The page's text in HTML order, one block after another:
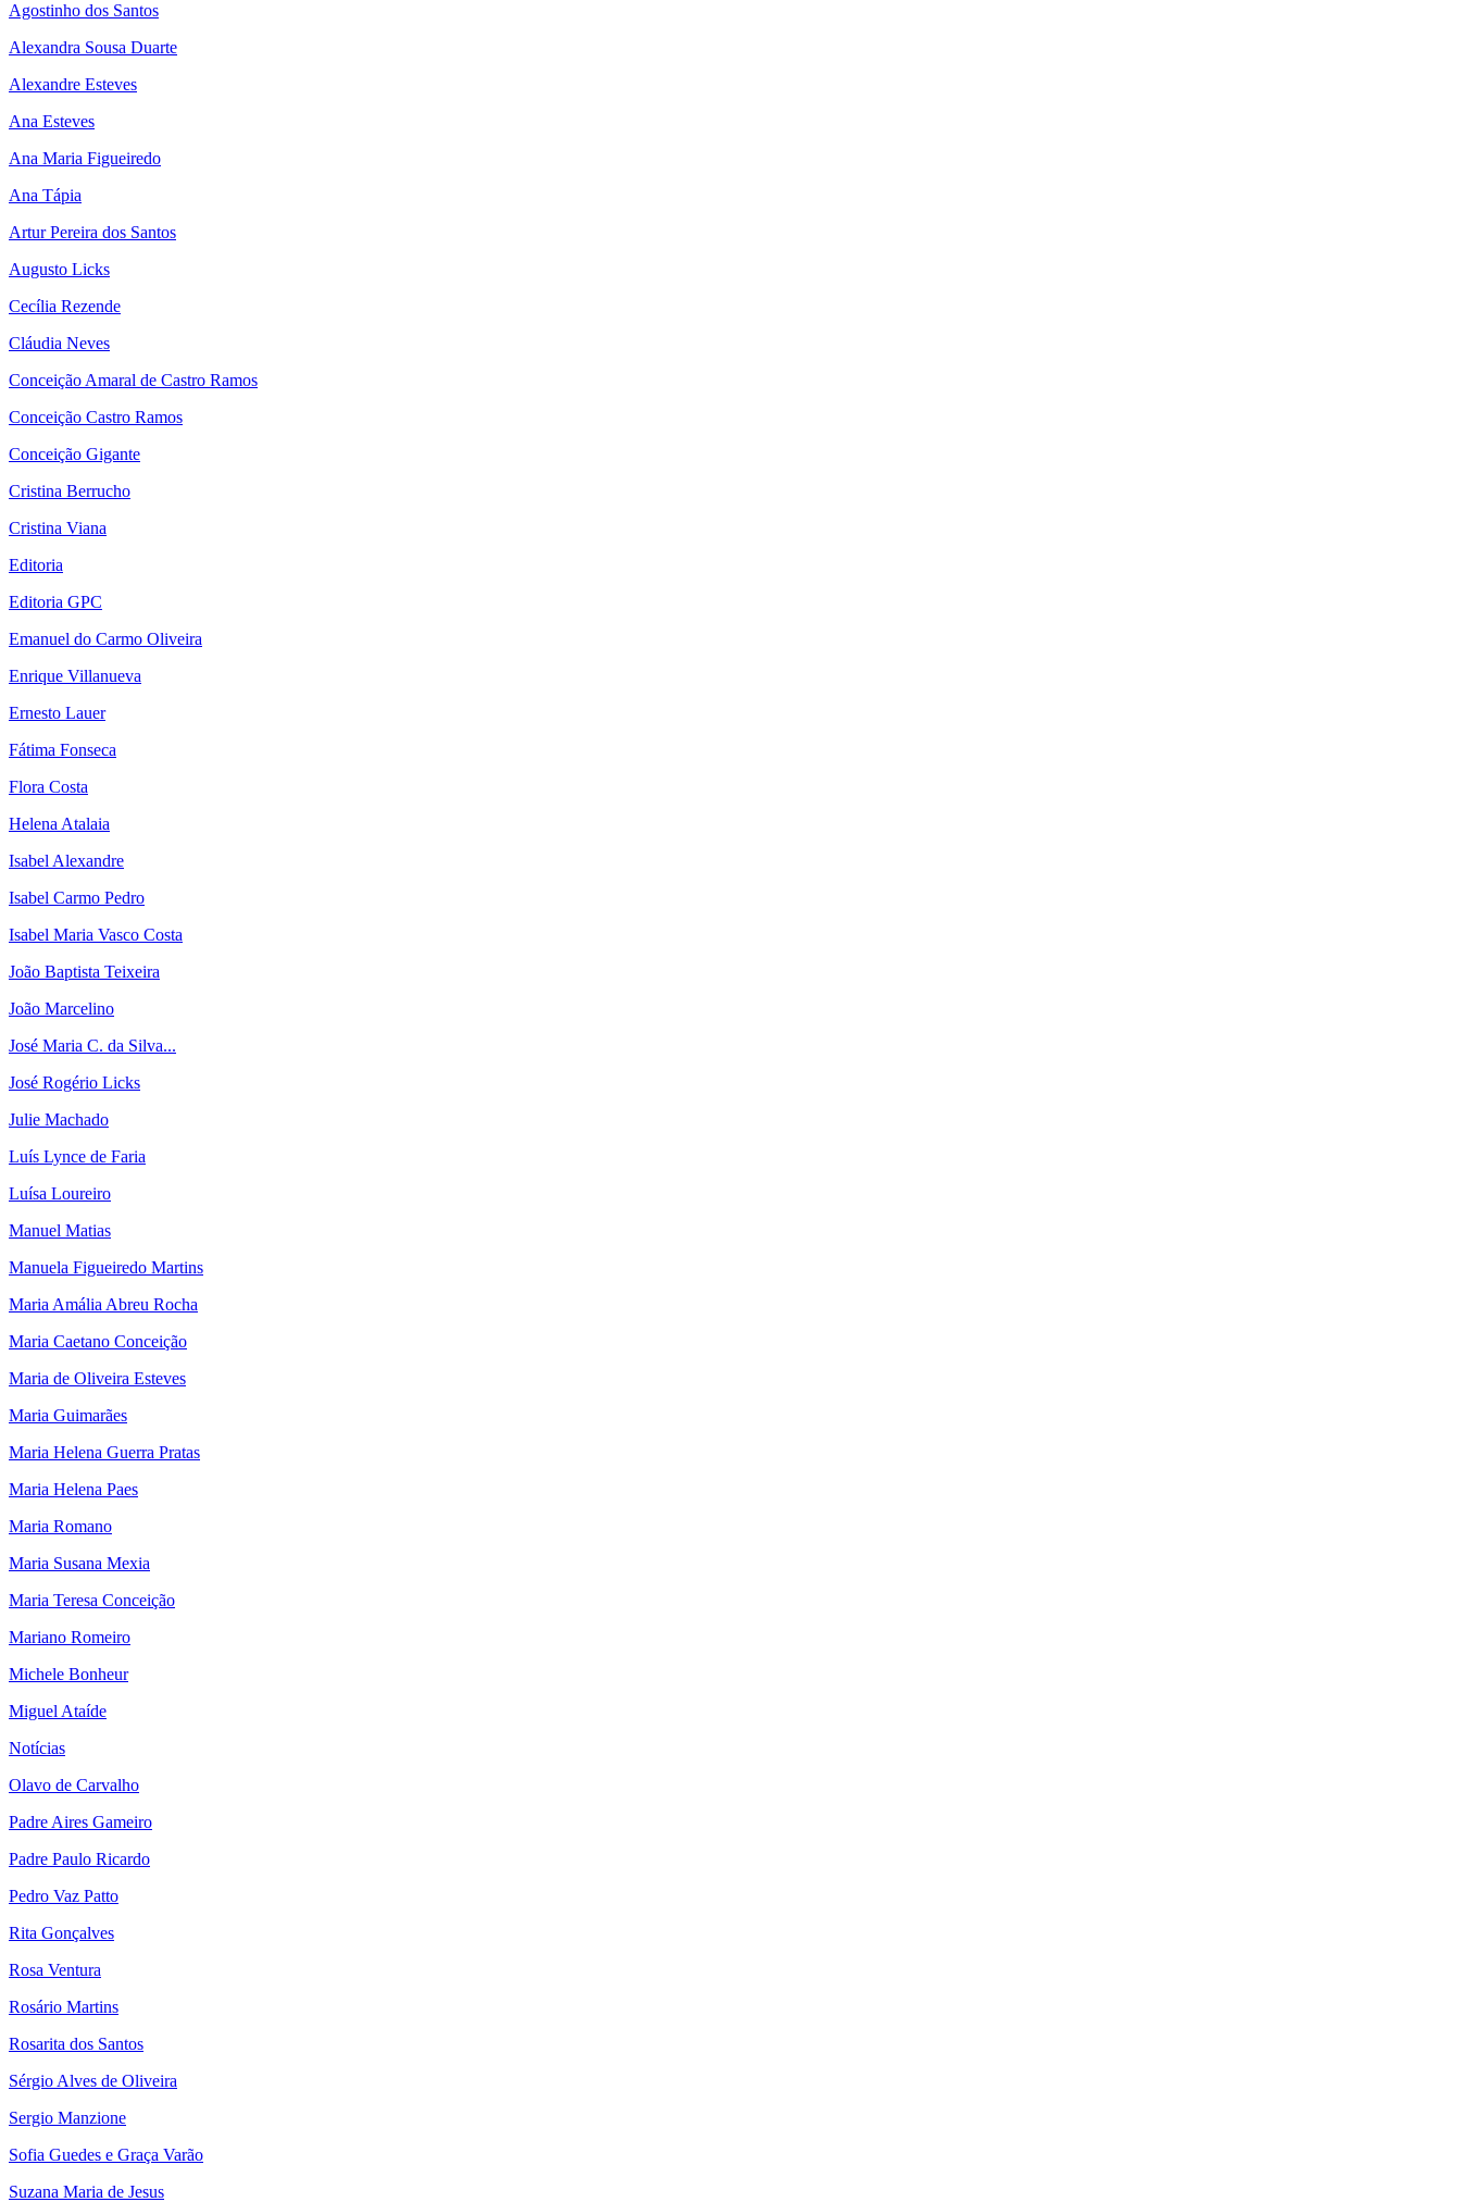
Agostinho dos Santos
Alexandra Sousa Duarte
Alexandre Esteves
Ana Esteves
Ana Maria Figueiredo
Ana Tápia
Artur Pereira dos Santos
Augusto Licks
Cecília Rezende
Cláudia Neves
Conceição Amaral de Castro Ramos
Conceição Castro Ramos
Conceição Gigante
Cristina Berrucho
Cristina Viana
Editoria
Editoria GPC
Emanuel do Carmo Oliveira
Enrique Villanueva
Ernesto Lauer
Fátima Fonseca
Flora Costa
Helena Atalaia
Isabel Alexandre
Isabel Carmo Pedro
Isabel Maria Vasco Costa
João Baptista Teixeira
João Marcelino
José Maria C. da Silva...
José Rogério Licks
Julie Machado
Luís Lynce de Faria
Luísa Loureiro
Manuel Matias
Manuela Figueiredo Martins
Maria Amália Abreu Rocha
Maria Caetano Conceição
Maria de Oliveira Esteves
Maria Guimarães
Maria Helena Guerra Pratas
Maria Helena Paes
Maria Romano
Maria Susana Mexia
Maria Teresa Conceição
Mariano Romeiro
Michele Bonheur
Miguel Ataíde
Notícias
Olavo de Carvalho
Padre Aires Gameiro
Padre Paulo Ricardo
Pedro Vaz Patto
Rita Gonçalves
Rosa Ventura
Rosário Martins
Rosarita dos Santos
Sérgio Alves de Oliveira
Sergio Manzione
Sofia Guedes e Graça Varão
Suzana Maria de Jesus